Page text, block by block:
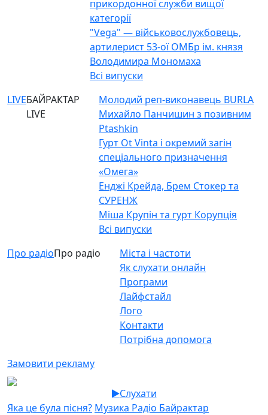
прикордонної служби вищої
категорії
"Vega" — військовослужбовець,
артилерист 53-ої ОМБр ім. князя
Володимира Мономаха
Всі випуски
LIVEБАЙРАКТАР
LIVE
Молодий реп-виконавець BURLA
Михайло Панчишин з позивним
Ptashkin
Гурт Ot Vinta і окремий загін
спеціального призначення
«Омега»
Енджі Крейда, Брем Стокер та
СУРЕНЖ
Міша Крупін та гурт Корупція
Всі випуски
Про радіоПро радіо
Міста і частоти
Як слухати онлайн
Програми
Лайфстайл
Лого
Контакти
Потрібна допомога
Замовити рекламу
Слухати
Яка це була пісня? Музика Радіо Байрактар